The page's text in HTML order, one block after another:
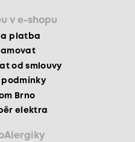
v e-shopu
a platba
od smlouvy
Brno
elektra